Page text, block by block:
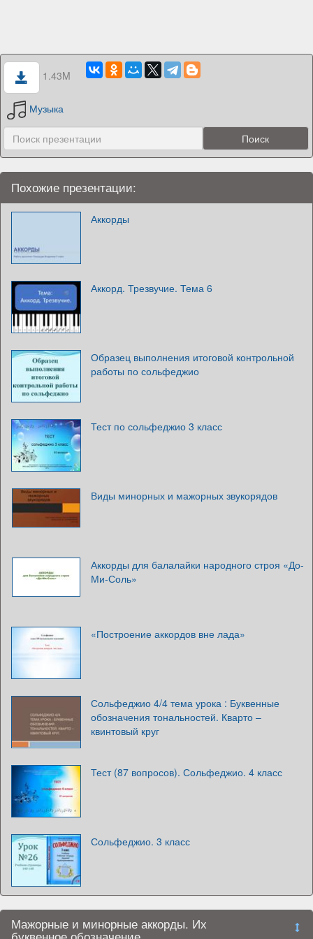
1.43M
Музыка
Похожие презентации:
Аккорды
Аккорд. Трезвучие. Тема 6
Образец выполнения итоговой контрольной
работы по сольфеджио
Тест по сольфеджио 3 класс
Виды минорных и мажорных звукорядов
Аккорды для балалайки народного строя «До-
Ми-Соль»
«Построение аккордов вне лада»
Сольфеджио 4/4 тема урока : Буквенные
обозначения тональностей. Кварто –
квинтовый круг
Тест (87 вопросов). Сольфеджио. 4 класс
Сольфеджио. 3 класс
Мажорные и минорные аккорды. Их